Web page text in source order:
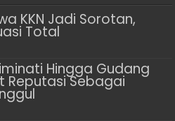
KKN Jadi Sorotan,
Total
Hingga Gudang
Reputasi Sebagai